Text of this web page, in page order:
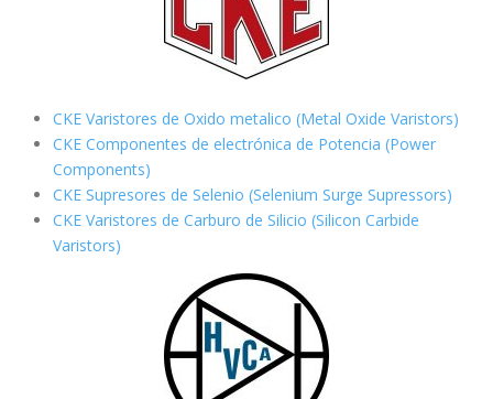
CKE Varistores de Oxido metalico (Metal Oxide Varistors)
CKE Componentes de electrónica de Potencia (Power
Components)
CKE Supresores de Selenio (Selenium Surge Supressors)
CKE Varistores de Carburo de Silicio (Silicon Carbide
Varistors)